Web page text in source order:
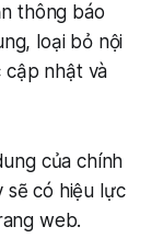
thông báo
loại bỏ nội
cập nhật và
của chính
sẽ có hiệu lực
web.